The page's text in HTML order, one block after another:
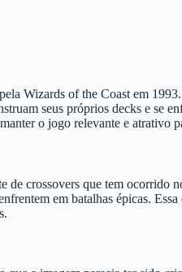
Wizards of the Coast em
seus próprios decks e se
o jogo relevante e atrativo
crossovers que tem
em batalhas épicas.